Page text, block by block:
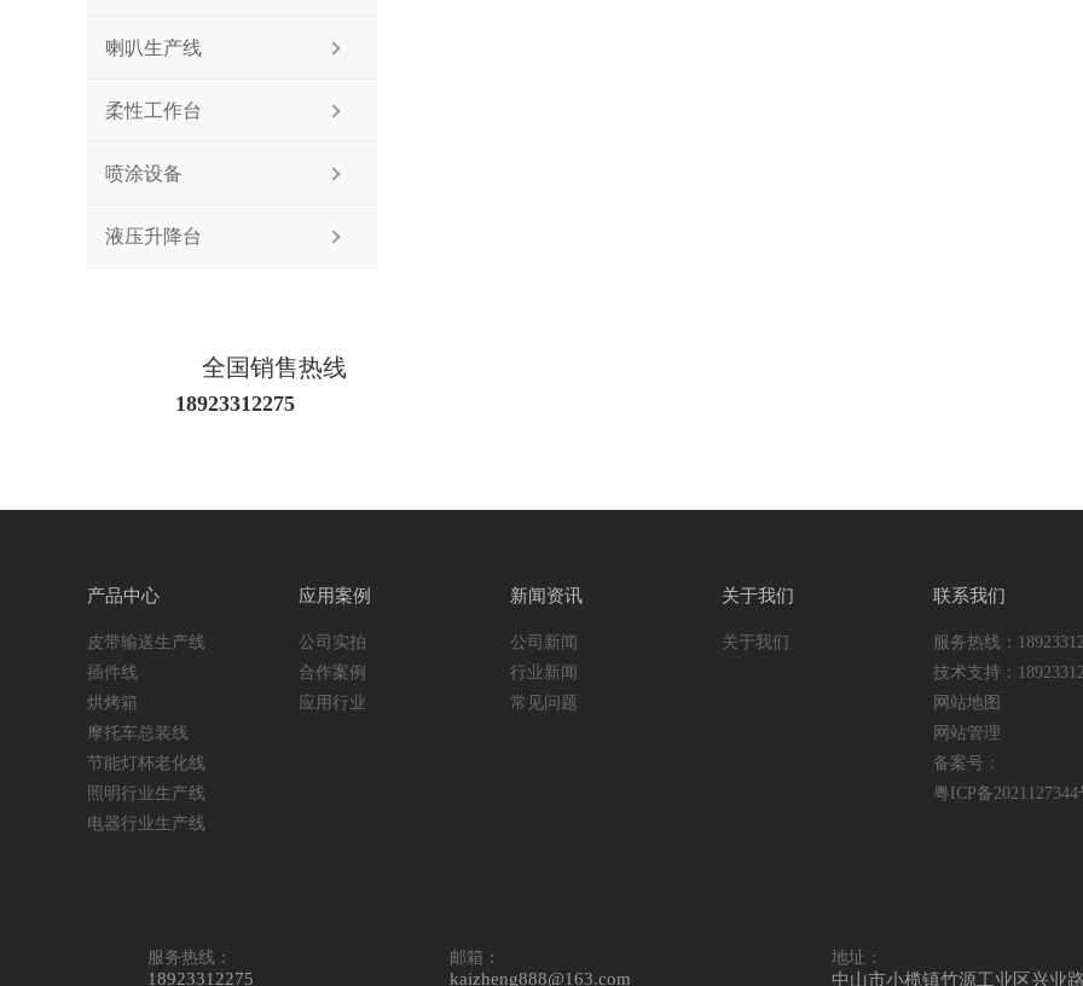
喇叭生产线
柔性工作台
喷涂设备
液压升降台
全国销售热线
18923312275
产品中心
皮带输送生产线
插件线
烘烤箱
摩托车总装线
节能灯杯老化线
照明行业生产线
电器行业生产线
倍速链总装生产线
应用案例
公司实拍
合作案例
应用行业
新闻资讯
公司新闻
行业新闻
常见问题
关于我们
关于我们
联系我们
服务热线：
技术支持：
网站地图
网站管理
备案号：
粤ICP备2021127344
服务热线：
18923312275
邮箱：
kaizheng888@163.com
地址：
中山市小榄镇竹源工业区兴业